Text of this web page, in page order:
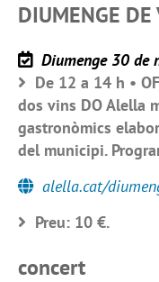
DIUMENGE DE
Diumenge 30 de
De 12 a 14 h •
dos vins DO Alella
gastronòmics
del municipi.
alella.cat/
Preu: 10 €.
concert